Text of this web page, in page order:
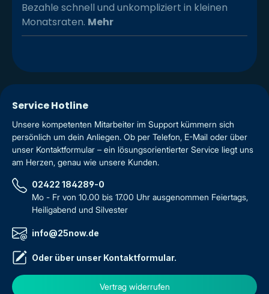
Bezahle schnell und unkompliziert in kleinen
Monatsraten. Mehr
Service Hotline
Unsere kompetenten Mitarbeiter im Support kümmern sich
persönlich um dein Anliegen. Ob per Telefon, E-Mail oder über
unser Kontaktformular – ein lösungsorientierter Service liegt uns
am Herzen, genau wie unsere Kunden.
02422 184289-0
Mo - Fr von 10.00 bis 17.00 Uhr ausgenommen Feiertags,
Heiligabend und Silvester
info@25now.de
Oder über unser Kontaktformular.
Vertrag widerrufen